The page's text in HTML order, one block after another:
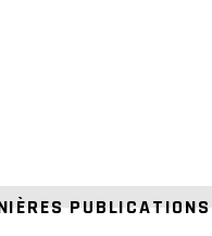
PUBLICATIONS